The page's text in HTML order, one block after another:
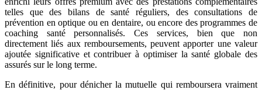
telles que des bilans de santé réguliers, des consultations de
prévention en optique ou en dentaire, ou encore des programmes de
coaching santé personnalisés. Ces services, bien que non
directement liés aux remboursements, peuvent apporter une valeur
ajoutée significative et contribuer à optimiser la santé globale des
assurés sur le long terme.
En définitive, pour dénicher la mutuelle qui remboursera vraiment